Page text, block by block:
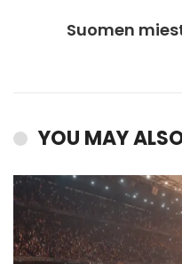
Suomen
YOU MAY